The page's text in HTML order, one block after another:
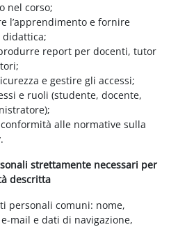
nel corso;
l’apprendimento e fornire
report per docenti, tutor
e gestire gli accessi;
e ruoli (studente, docente,
alle normative sulla
strettamente necessari per
descritta
personali comuni: nome,
mail e dati di navigazione,